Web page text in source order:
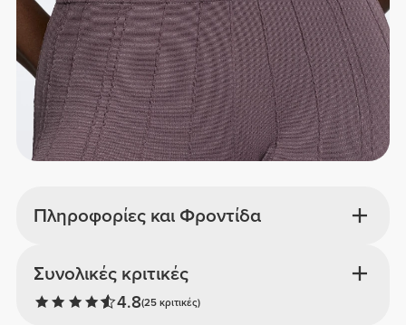
Πληροφορίες και Φροντίδα
Συνολικές κριτικές
4.8(25 κριτικές)